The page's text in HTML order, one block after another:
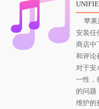
苹果
安装任
商店中
和评论
对于安
一性，
的问题
维护的